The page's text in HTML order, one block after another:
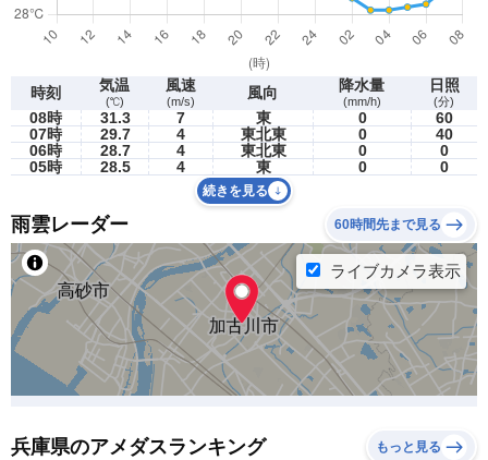
時刻 気温
(℃)
風速
(m/s) 風向 降水量
(mm/h)
日照
(分)
08時 31.3 7 東 0
60
07時
29.7 4 東北東 0
40
06時
28.7 4 東北東 0
0
05時
28.5 4 東 0 0
続きを見る
雨雲レーダー 60時間先まで見る
兵庫県のアメダスランキング もっと見る